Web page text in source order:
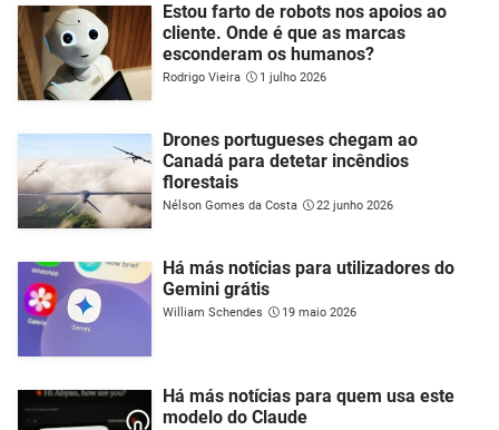
Estou farto de robots nos apoios ao
cliente. Onde é que as marcas
esconderam os humanos?
Rodrigo Vieira 1 julho 2026
Drones portugueses chegam ao
Canadá para detetar incêndios
florestais
Nélson Gomes da Costa 22 junho 2026
Há más notícias para utilizadores do
Gemini grátis
William Schendes 19 maio 2026
Há más notícias para quem usa este
modelo do Claude